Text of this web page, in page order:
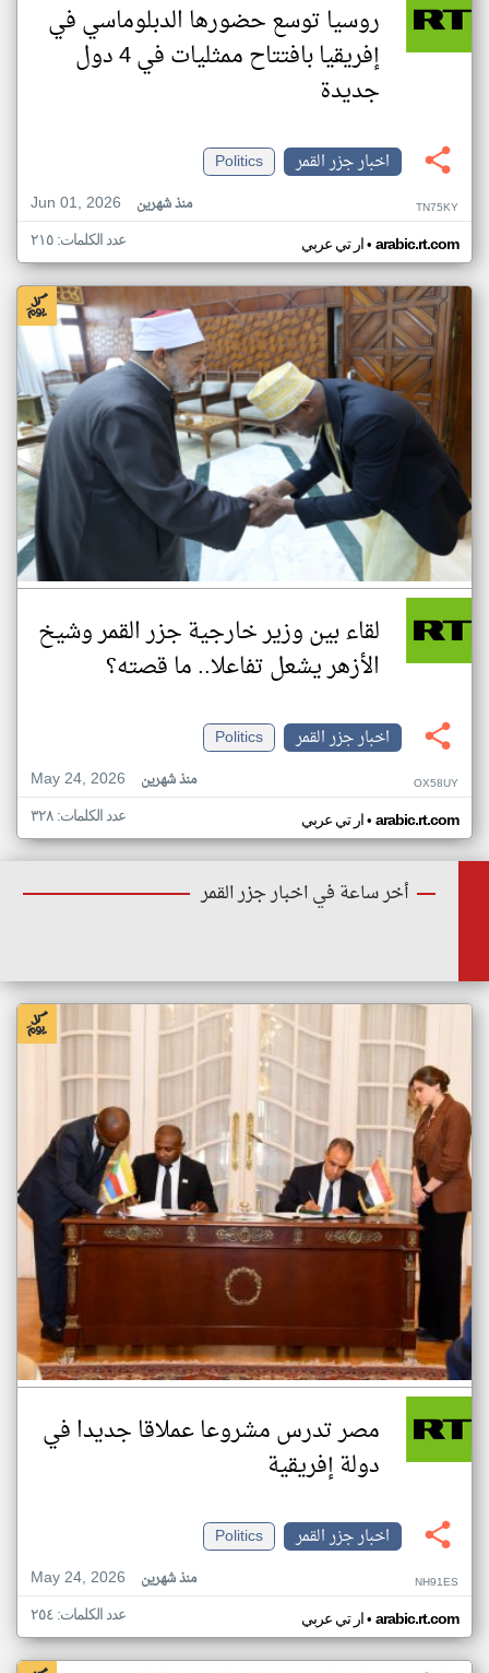
روسيا توسع حضورها الدبلوماسي في
إفريقيا بافتتاح ممثليات في 4 دول
جديدة
اخبار جزر القمر
Politics
Jun 01, 2026
منذ شهرين TN75KY
ار تي عربي• arabic.rt.com عدد الكلمات: ٢١٥
لقاء بين وزير خارجية جزر القمر وشيخ
الأزهر يشعل تفاعلا.. ما قصته؟
اخبار جزر القمر
Politics
May 24, 2026
منذ شهرين OX58UY
ار تي عربي• arabic.rt.com عدد الكلمات: ٣٢٨
أخر ساعة في اخبار جزر القمر
مصر تدرس مشروعا عملاقا جديدا في
دولة إفريقية
اخبار جزر القمر
Politics
May 24, 2026
منذ شهرين NH91ES
ار تي عربي• arabic.rt.com عدد الكلمات: ٢٥٤